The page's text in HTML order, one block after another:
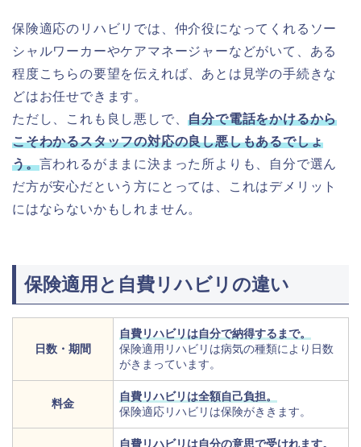
保険適応のリハビリでは、仲介役になってくれるソー
シャルワーカーやケアマネージャーなどがいて、ある
程度こちらの要望を伝えれば、あとは見学の手続きな
どはお任せできます。
ただし、これも良し悪しで、自分で電話をかけるから
こそわかるスタッフの対応の良し悪しもあるでしょ
う。言われるがままに決まった所よりも、自分で選ん
だ方が安心だという方にとっては、これはデメリット
にはならないかもしれません。
保険適用と自費リハビリの違い
日数・期間
自費リハビリは自分で納得するまで。
保険適用リハビリは病気の種類により日数
がきまっています。
料金
自費リハビリは全額自己負担。
保険適応リハビリは保険がききます。
自費リハビリは自分の意思で受けれます。